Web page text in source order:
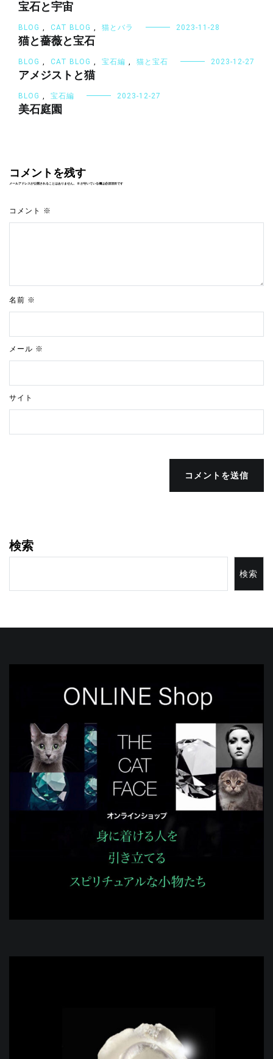
宝石と宇宙
BLOG CAT BLOG 猫とバラ 2023-11-28
猫と薔薇と宝石
BLOG CAT BLOG 宝石編 猫と宝石 2023-12-27
アメジストと猫
BLOG 宝石編 2023-12-27
美石庭園
コメントを残す
メールアドレスが公開されることはありません。 ※が付いている欄は必須項目です
コメント ※
名前 ※
メール ※
サイト
コメントを送信
検索
検索